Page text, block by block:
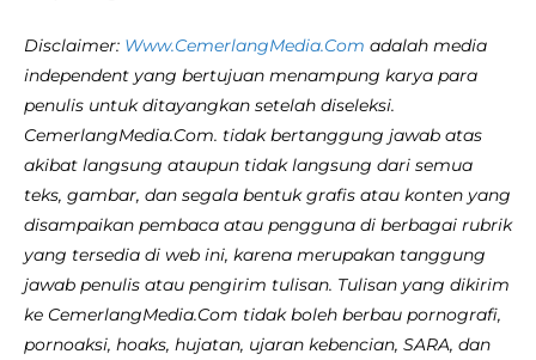
Disclaimer: Www.CemerlangMedia.Com adalah media
independent yang bertujuan menampung karya para
penulis untuk ditayangkan setelah diseleksi.
CemerlangMedia.Com. tidak bertanggung jawab atas
akibat langsung ataupun tidak langsung dari semua
teks, gambar, dan segala bentuk grafis atau konten yang
disampaikan pembaca atau pengguna di berbagai rubrik
yang tersedia di web ini, karena merupakan tanggung
jawab penulis atau pengirim tulisan. Tulisan yang dikirim
ke CemerlangMedia.Com tidak boleh berbau pornografi,
pornoaksi, hoaks, hujatan, ujaran kebencian, SARA, dan